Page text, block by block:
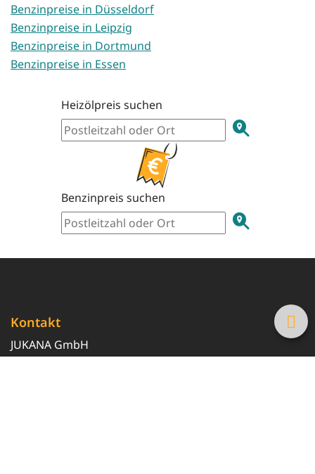
Benzinpreise in Düsseldorf
Benzinpreise in Leipzig
Benzinpreise in Dortmund
Benzinpreise in Essen
Heizölpreis suchen
Benzinpreis suchen
Kontakt
JUKANA GmbH